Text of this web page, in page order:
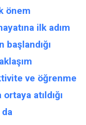
önem
ilk adım
başlandığı
ve öğrenme
atıldığı